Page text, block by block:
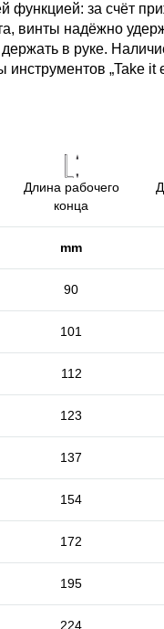
за счёт
винты надёжно
в руке.
„Take it
Длина рабочего
конца
mm
90
101
112
123
137
154
172
195
224